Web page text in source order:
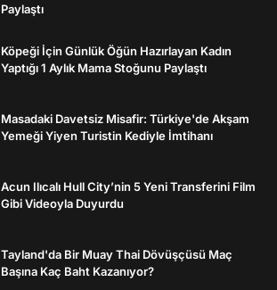
Paylaştı
Köpeği İçin Günlük Öğün Hazırlayan Kadın
Yaptığı 1 Aylık Mama Stoğunu Paylaştı
Masadaki Davetsiz Misafir: Türkiye'de Akşam
Yemeği Yiyen Turistin Kediyle İmtihanı
Acun Ilıcalı Hull City’nin 5 Yeni Transferini Film
Gibi Videoyla Duyurdu
Tayland'da Bir Muay Thai Dövüşçüsü Maç
Başına Kaç Baht Kazanıyor?